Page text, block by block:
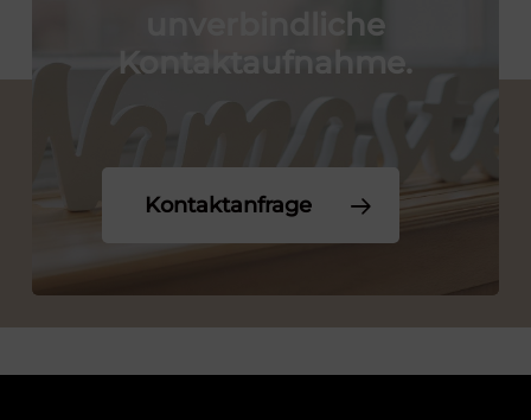
unverbindliche
Kontaktaufnahme.
Kontaktanfrage